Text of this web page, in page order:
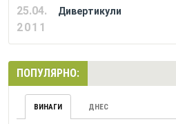
25.04.
2011
Дивертикули
ПОПУЛЯРНО:
ВИНАГИ ДНЕС